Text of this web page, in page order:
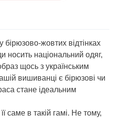
жовтих відтінках
носить національний одяг,
щось з українським
вишиванці є бірюзові чи
стане ідеальним
саме в такій гамі. Не тому,